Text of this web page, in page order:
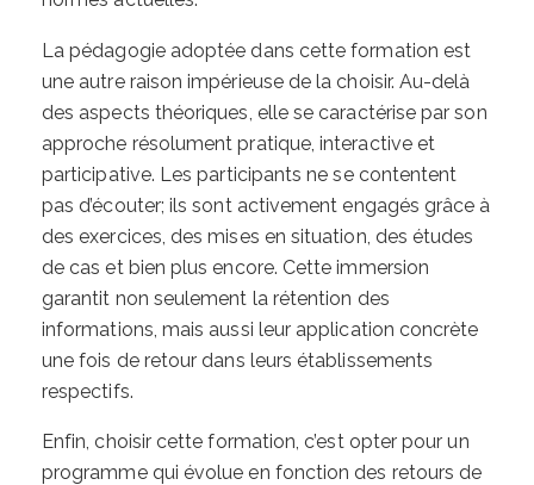
La pédagogie adoptée dans cette formation est
une autre raison impérieuse de la choisir. Au-delà
des aspects théoriques, elle se caractérise par son
approche résolument pratique, interactive et
participative. Les participants ne se contentent
pas d’écouter; ils sont activement engagés grâce à
des exercices, des mises en situation, des études
de cas et bien plus encore. Cette immersion
garantit non seulement la rétention des
informations, mais aussi leur application concrète
une fois de retour dans leurs établissements
respectifs.
Enfin, choisir cette formation, c’est opter pour un
programme qui évolue en fonction des retours de